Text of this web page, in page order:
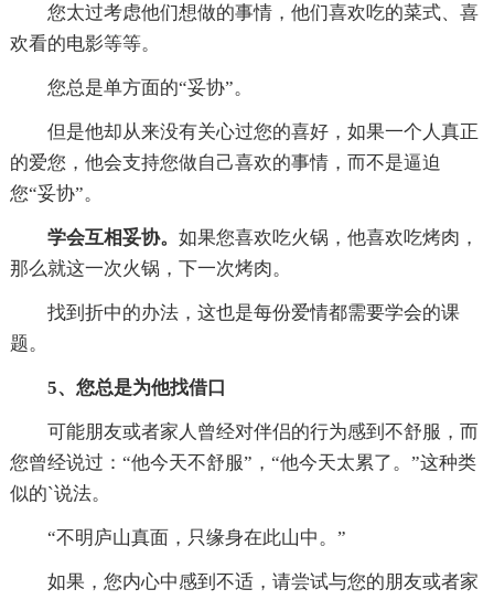
您太过考虑他们想做的事情，他们喜欢吃的菜式、喜
欢看的电影等等。
您总是单方面的“妥协”。
但是他却从来没有关心过您的喜好，如果一个人真正
的爱您，他会支持您做自己喜欢的事情，而不是逼迫
您“妥协”。
学会互相妥协。 如果您喜欢吃火锅，他喜欢吃烤肉，
那么就这一次火锅，下一次烤肉。
找到折中的办法，这也是每份爱情都需要学会的课
题。
5、您总是为他找借口
可能朋友或者家人曾经对伴侣的行为感到不舒服，而
您曾经说过：“他今天不舒服”，“他今天太累了。”这种类
似的`说法。
“不明庐山真面，只缘身在此山中。”
如果，您内心中感到不适，请尝试与您的朋友或者家